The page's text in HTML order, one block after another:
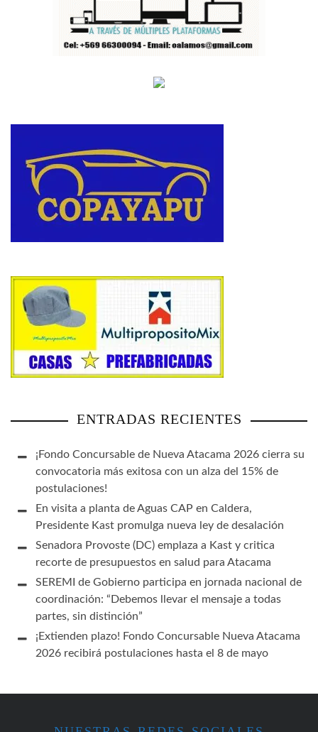
ENTRADAS RECIENTES
¡Fondo Concursable de Nueva Atacama 2026 cierra su
convocatoria más exitosa con un alza del 15% de
postulaciones!
En visita a planta de Aguas CAP en Caldera,
Presidente Kast promulga nueva ley de desalación
Senadora Provoste (DC) emplaza a Kast y critica
recorte de presupuestos en salud para Atacama
SEREMI de Gobierno participa en jornada nacional de
coordinación: “Debemos llevar el mensaje a todas
partes, sin distinción”
¡Extienden plazo! Fondo Concursable Nueva Atacama
2026 recibirá postulaciones hasta el 8 de mayo